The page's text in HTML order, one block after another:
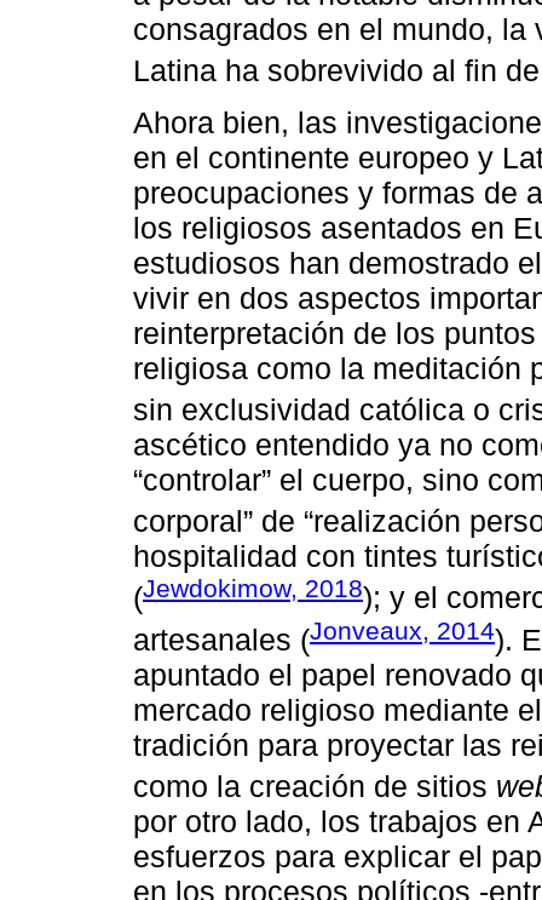
consagrados en el mundo,
Latina ha sobrevivido al fin de
Ahora bien, las
en el continente europeo y
preocupaciones y formas de
los religiosos asentados en
estudiosos han demostrado
vivir en dos aspectos
reinterpretación de los
religiosa como la meditación
sin exclusividad católica o
ascético entendido ya no
“controlar” el cuerpo, sino
corporal” de “realización
hospitalidad con tintes
(Jewdokimow, 2018); y el
artesanales (Jonveaux, 2014).
apuntado el papel renovado
mercado religioso mediante
tradición para proyectar las
como la creación de sitios
por otro lado, los trabajos en
esfuerzos para explicar el
en los procesos políticos -